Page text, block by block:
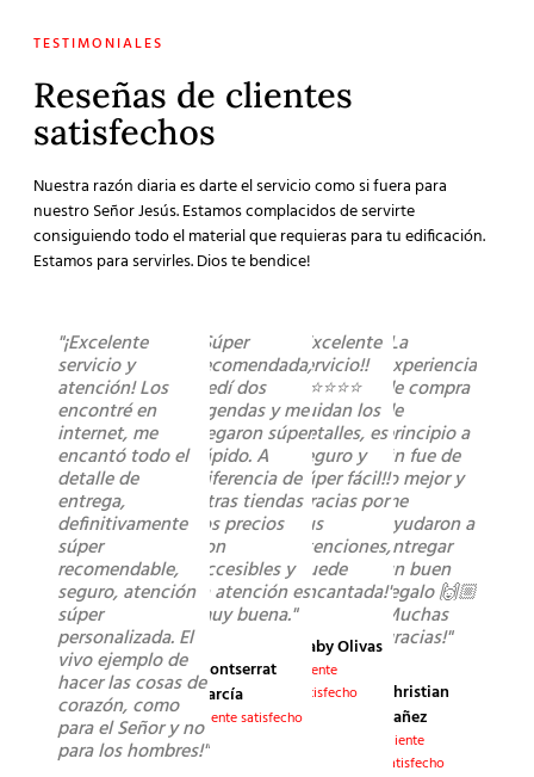
TESTIMONIALES
Reseñas de clientes
satisfechos
Nuestra razón diaria es darte el servicio como si fuera para
nuestro Señor Jesús. Estamos complacidos de servirte
consiguiendo todo el material que requieras para tu edificación.
Estamos para servirles. Dios te bendice!
"¡Excelente
servicio y
atención! Los
encontré en
internet, me
encantó todo el
detalle de
entrega,
definitivamente
súper
recomendable,
seguro, atención
súper
personalizada. El
vivo ejemplo de
hacer las cosas de
corazón, como
para el Señor y no
para los hombres!"
"Súper
recomendada,
pedí dos
agendas y me
llegaron súper
rápido. A
diferencia de
otras tiendas
los precios
son
accesibles y
la atención es
muy buena."
Montserrat
García
Cliente satisfecho
"Excelente
servicio!!
⭐️⭐️⭐️⭐️⭐️
cuidan los
detalles, es
seguro y
súper fácil!!
Gracias por
sus
atenciones,
quede
encantada!"
Gaby Olivas
Cliente
satisfecho
"La
experiencia
de compra
de
principio a
fin fue de
lo mejor y
me
ayudaron a
entregar
un buen
regalo 🙌🏼
Muchas
gracias!"
Christian
Yañez
Cliente
satisfecho